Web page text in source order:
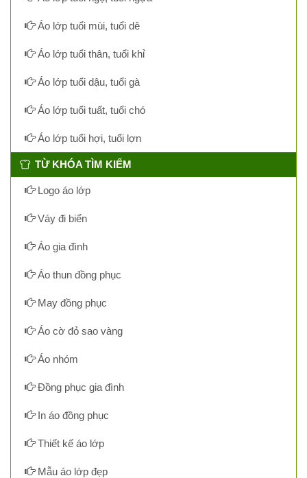
Áo lớp tuổi mùi, tuổi dê
Áo lớp tuổi thân, tuổi khỉ
Áo lớp tuổi dậu, tuổi gà
Áo lớp tuổi tuất, tuổi chó
Áo lớp tuổi hợi, tuổi lợn
TỪ KHÓA TÌM KIẾM
Logo áo lớp
Váy đi biển
Áo gia đình
Áo thun đồng phục
May đồng phục
Áo cờ đỏ sao vàng
Áo nhóm
Đồng phục gia đình
In áo đồng phục
Thiết kế áo lớp
Mẫu áo lớp đẹp